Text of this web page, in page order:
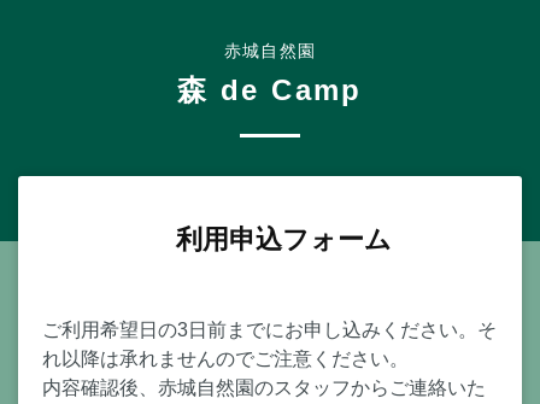
赤城自然園
森 de Camp
利用申込フォーム
ご利用希望日の3日前までにお申し込みください。そ
れ以降は承れませんのでご注意ください。
内容確認後、赤城自然園のスタッフからご連絡いた